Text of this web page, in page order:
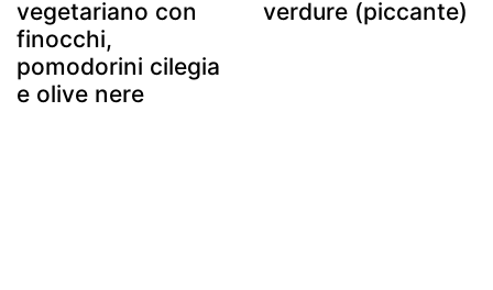
vegetariano con
finocchi,
pomodorini cilegia
e olive nere
verdure (piccante)